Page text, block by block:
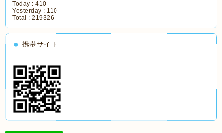
Today :410
Yesterday : 110
Total :219326
携帯サイト